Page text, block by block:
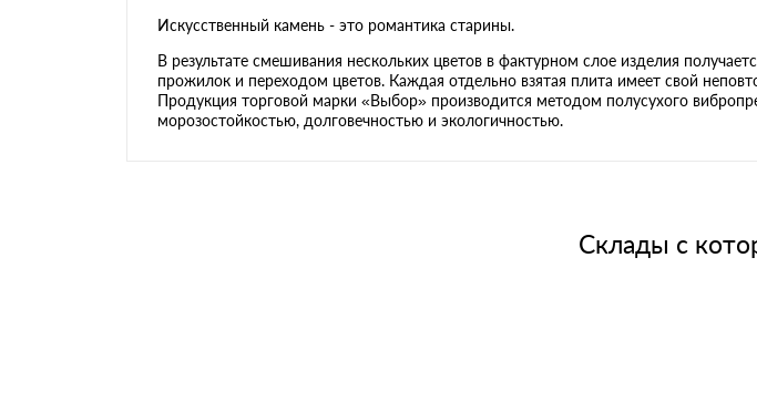
Искусственный камень - это романтика старины.
В результате смешивания нескольких цветов в фактурном слое изделия
прожилок и переходом цветов. Каждая отдельно взятая плита имеет свой
Продукция торговой марки «Выбор» производится методом полусухого
морозостойкостью, долговечностью и экологичностью.
Склады с